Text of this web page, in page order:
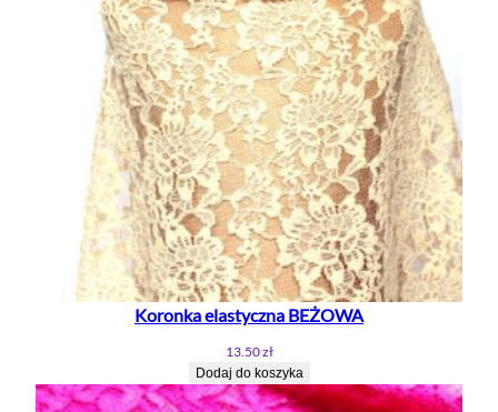
Koronka elastyczna BEŻOWA
13.50zł
Dodaj do koszyka